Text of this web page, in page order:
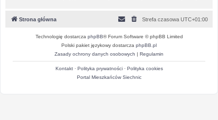
Strona główna Strefa czasowa UTC+01:00
Technologię dostarcza phpBB® Forum Software © phpBB Limited
Polski pakiet językowy dostarcza phpBB.pl
Zasady ochrony danych osobowych | Regulamin
Kontakt· Polityka prywatności· Polityka cookies
Portal Mieszkańców Siechnic